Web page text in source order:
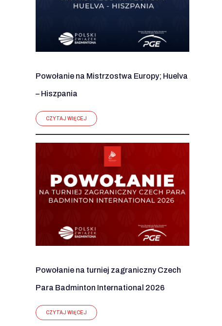
Powołanie na Mistrzostwa Europy; Huelva
– Hiszpania
CZYTAJ WIĘCEJ
Powołanie na turniej zagraniczny Czech
Para Badminton International 2026
CZYTAJ WIĘCEJ